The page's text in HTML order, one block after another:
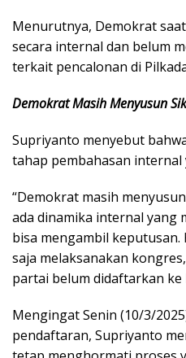
Menurutnya, Demokrat
secara internal dan belum
terkait pencalonan di
Demokrat Masih Menyusun
Supriyanto menyebut
tahap pembahasan internal
“Demokrat masih
ada dinamika internal yang
bisa mengambil
saja melaksanakan
partai belum didaftarkan ke
Mengingat Senin (10/3/
pendaftaran, Supriyanto